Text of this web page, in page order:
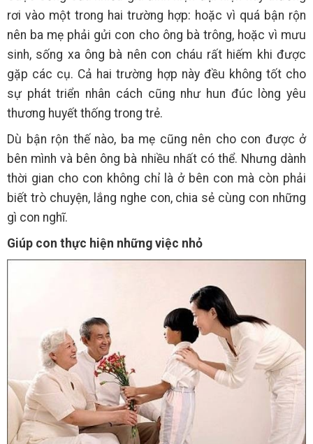
rơi vào một trong hai trường hợp: hoặc vì quá bận rộn
nên ba mẹ phải gửi con cho ông bà trông, hoặc vì mưu
sinh, sống xa ông bà nên con cháu rất hiếm khi được
gặp các cụ. Cả hai trường hợp này đều không tốt cho
sự phát triển nhân cách cũng như hun đúc lòng yêu
thương huyết thống trong trẻ.
Dù bận rộn thế nào, ba mẹ cũng nên cho con được ở
bên mình và bên ông bà nhiều nhất có thể. Nhưng dành
thời gian cho con không chỉ là ở bên con mà còn phải
biết trò chuyện, lắng nghe con, chia sẻ cùng con những
gì con nghĩ.
Giúp con thực hiện những việc nhỏ